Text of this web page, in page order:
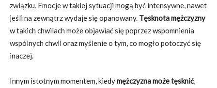
związku. Emocje w takiej sytuacji mogą być intensywne, nawet
jeśli na zewnątrz wydaje się opanowany. Tęsknota mężczyzny
w takich chwilach może objawiać się poprzez wspomnienia
wspólnych chwil oraz myślenie o tym, co mogło potoczyć się
inaczej.
Innym istotnym momentem, kiedymężczyzna może tęsknić,